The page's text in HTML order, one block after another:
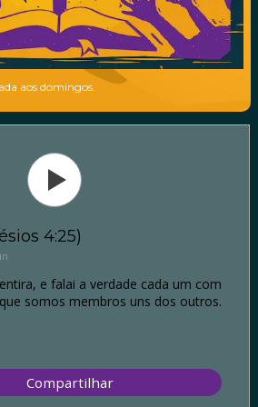
aos domingos.
4:25)
e falai a verdade cada um com
somos membros uns dos outros.
Compartilhar